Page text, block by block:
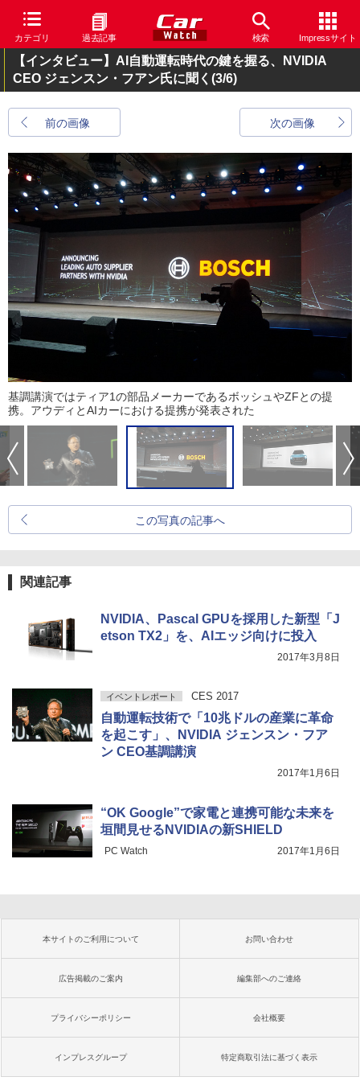
カテゴリ 過去記事 検索 Impressサイト
【インタビュー】AI自動運転時代の鍵を握る、NVIDIA
CEO ジェンスン・フアン氏に聞く (3/6)
前の画像 次の画像
基調講演ではティア1の部品メーカーであるボッシュやZFとの提
携。アウディとAIカーにおける提携が発表された
この写真の記事へ
関連記事
NVIDIA、Pascal GPUを採用した新型「J
etson TX2」を、AIエッジ向けに投入
2017年3月8日
イベントレポート CES 2017
自動運転技術で「10兆ドルの産業に革命
を起こす」、NVIDIA ジェンスン・フア
ン CEO基調講演
2017年1月6日
“OK Google”で家電と連携可能な未来を
垣間見せるNVIDIAの新SHIELD
PC Watch 2017年1月6日
本サイトのご利用について お問い合わせ
広告掲載のご案内 編集部へのご連絡
プライバシーポリシー 会社概要
インプレスグループ 特定商取引法に基づく表示